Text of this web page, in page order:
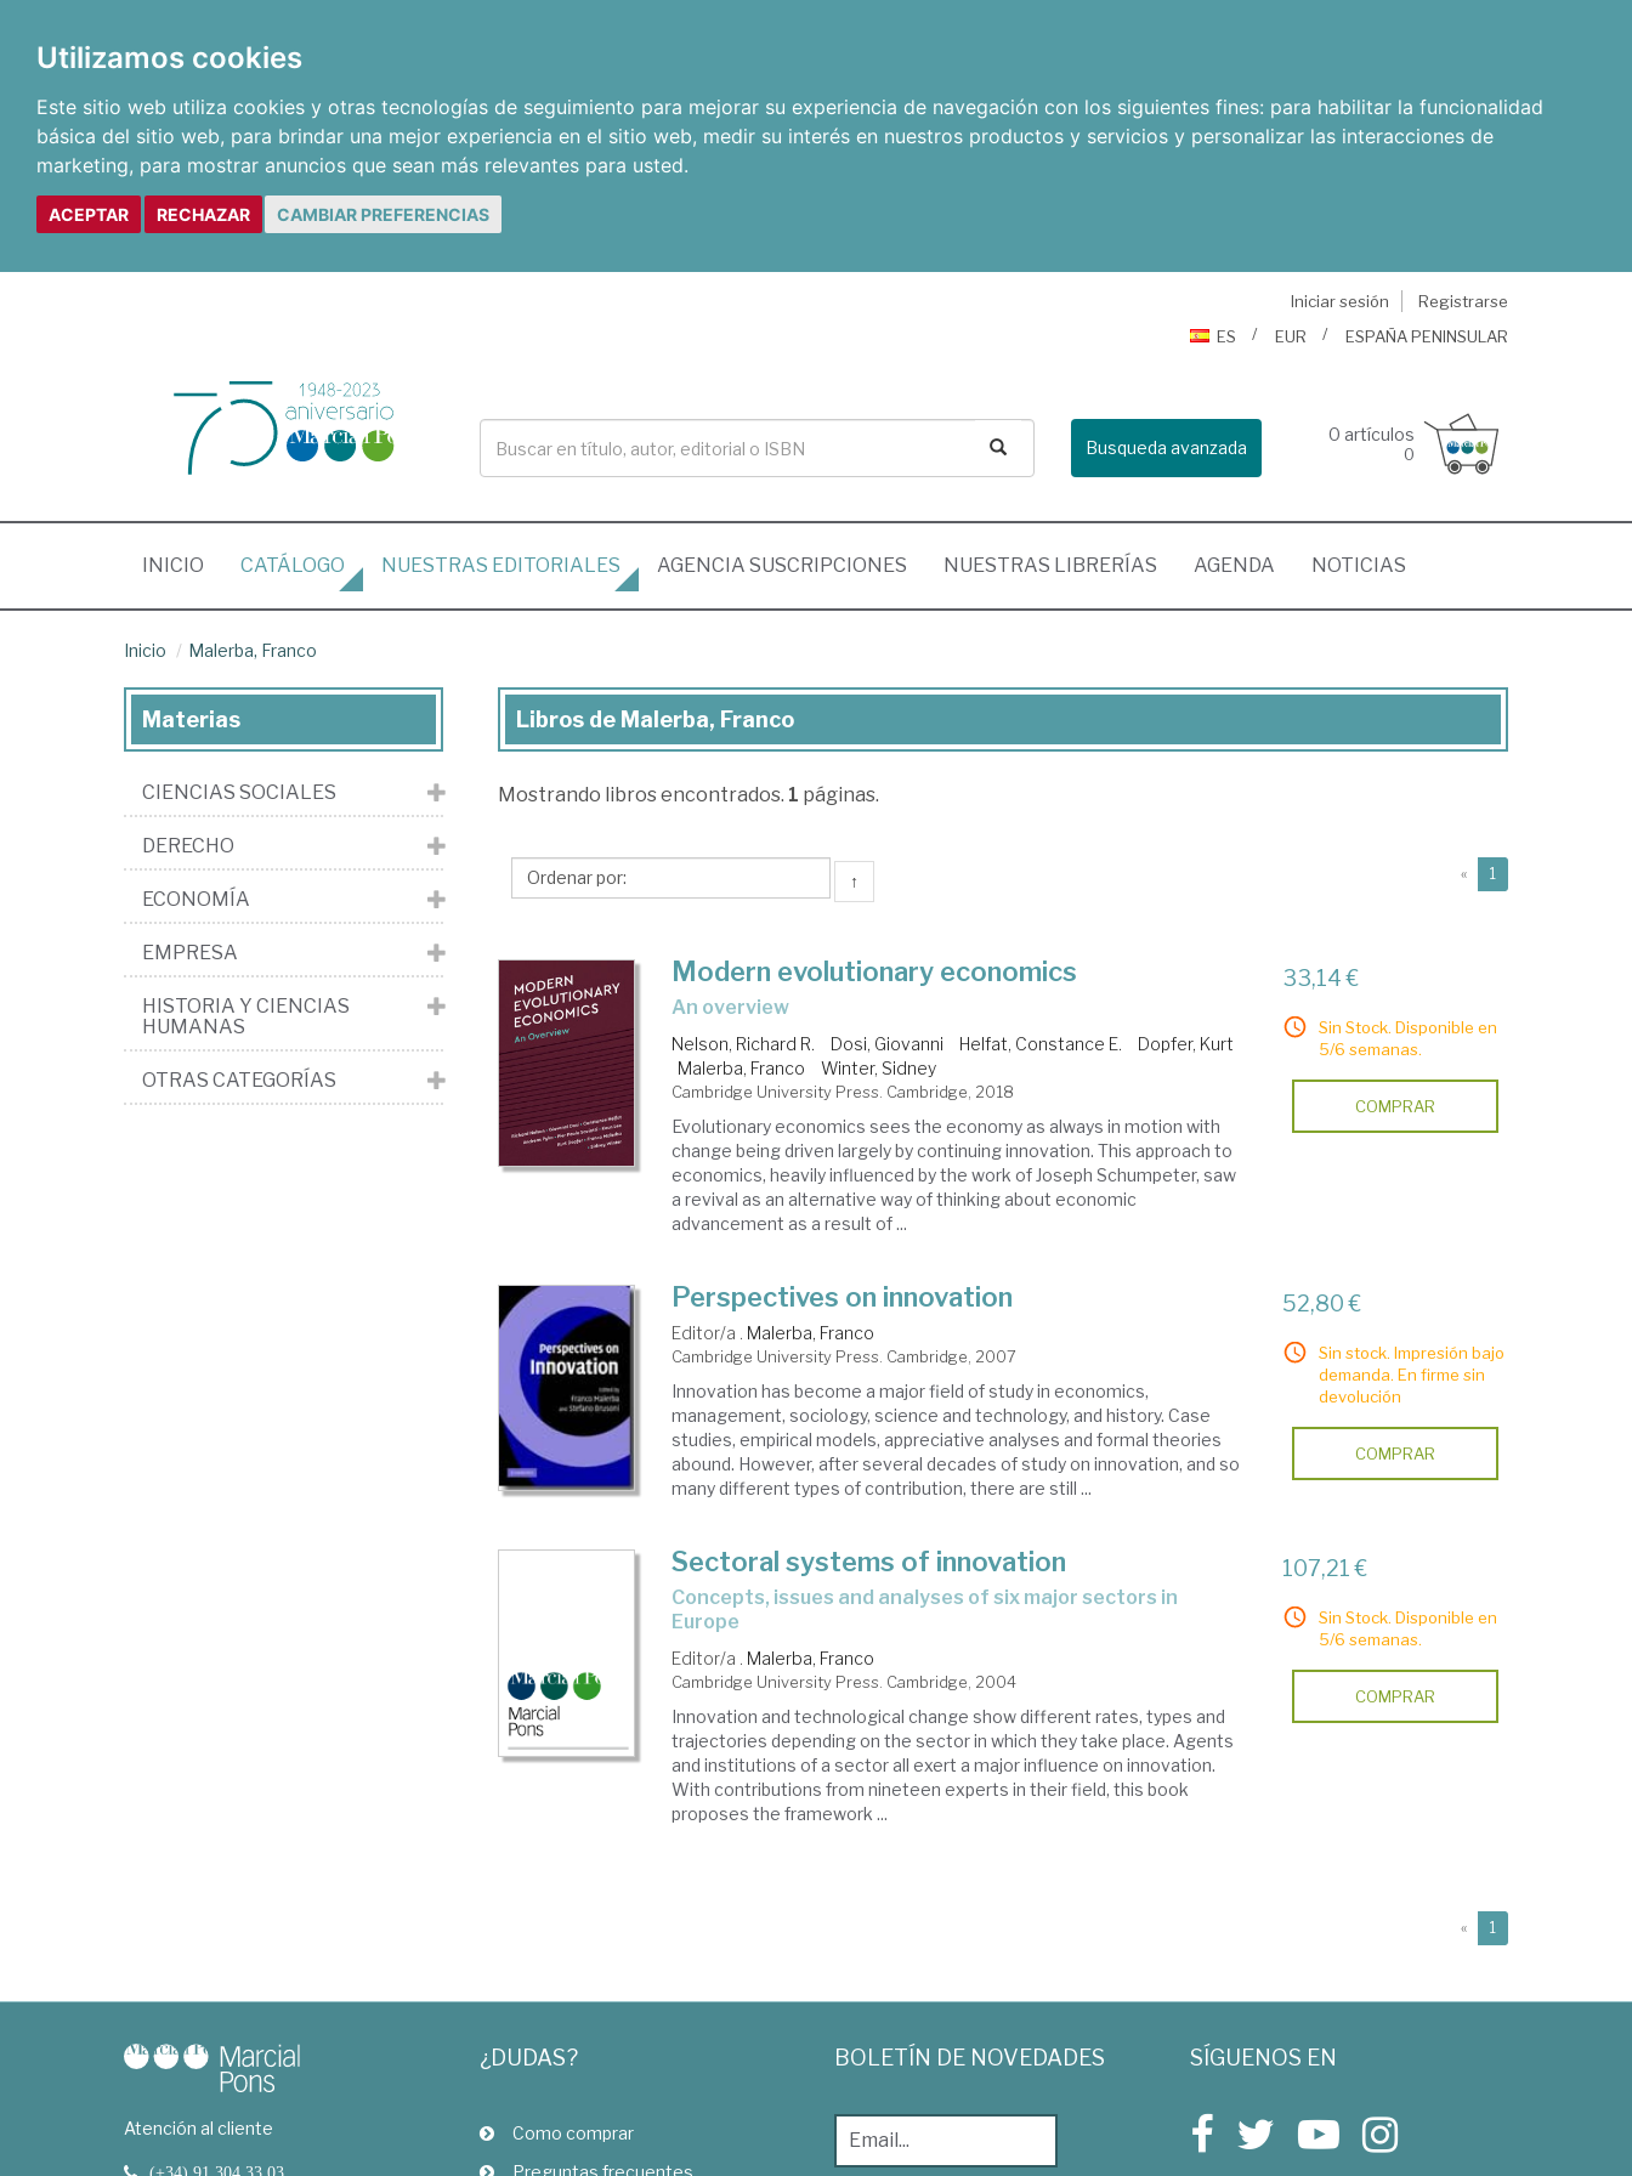
Utilizamos cookies
Este sitio web utiliza cookies y otras tecnologías de seguimiento para mejorar su experiencia de navegación con los siguientes fines: para habilitar la funcionalidad
básica del sitio web, para brindar una mejor experiencia en el sitio web, medir su interés en nuestros productos y servicios y personalizar las interacciones de
marketing, para mostrar anuncios que sean más relevantes para usted.
ACEPTAR RECHAZAR CAMBIAR PREFERENCIAS
Iniciar sesión
Registrarse
ES
EUR ESPAÑA PENINSULAR
Busqueda avanzada
0 artículos
0
INICIO (CURRENT)
CATÁLOGO NUESTRAS EDITORIALES AGENCIA SUSCRIPCIONES NUESTRAS LIBRERÍAS AGENDA NOTICIAS
Inicio Malerba, Franco
Libros
Malerba,
Libros de Malerba, Franco
Mostrando libros encontrados. 1 páginas.
↑ « 1
Modern evolutionary economics
an overview
Nelson, Richard R. Dosi, Giovanni Helfat, Constance E.
Dopfer, Kurt
Malerba, Franco
Winter, Sidney
Cambridge University Press. Cambridge, 2018
Evolutionary economics sees the economy as always in motion with
change being driven largely by continuing innovation. This approach to
economics, heavily influenced by the work of Joseph Schumpeter, saw
a revival as an alternative way of thinking about economic
advancement as a result of ...
33,14 €
Sin Stock. Disponible en
5/6 semanas.
COMPRAR
Perspectives on innovation
Editor/a . Malerba, Franco
Cambridge University Press. Cambridge, 2007
Innovation has become a major field of study in economics,
management, sociology, science and technology, and history. Case
studies, empirical models, appreciative analyses and formal theories
abound. However, after several decades of study on innovation, and so
many different types of contribution, there are still ...
52,80 €
Sin stock. Impresión bajo
demanda. En firme sin
devolución
COMPRAR
Sectoral systems of innovation
concepts, issues and analyses of six major sectors in
Europe
Editor/a . Malerba, Franco
Cambridge University Press. Cambridge, 2004
Innovation and technological change show different rates, types and
trajectories depending on the sector in which they take place. Agents
and institutions of a sector all exert a major influence on innovation.
With contributions from nineteen experts in their field, this book
proposes the framework ...
107,21 €
Sin Stock. Disponible en
5/6 semanas.
COMPRAR
« 1
Materias
CIENCIAS SOCIALES
DERECHO
ECONOMÍA
EMPRESA
HISTORIA Y CIENCIAS
HUMANAS
OTRAS CATEGORÍAS
Atención al cliente
(+34) 91 304 33 03
¿DUDAS?
Como comprar
Preguntas frecuentes
BOLETÍN DE NOVEDADES SÍGUENOS EN